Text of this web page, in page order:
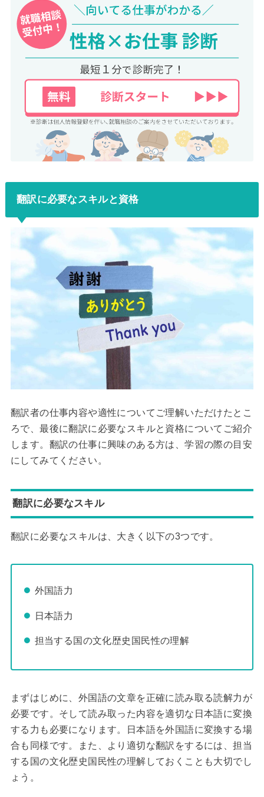
翻訳に必要なスキルと資格
翻訳者の仕事内容や適性についてご理解いただけたとこ
ろで、最後に翻訳に必要なスキルと資格についてご紹介
します。翻訳の仕事に興味のある方は、学習の際の目安
にしてみてください。
翻訳に必要なスキル
翻訳に必要なスキルは、大きく以下の3つです。
外国語力
日本語力
担当する国の文化歴史国民性の理解
まずはじめに、外国語の文章を正確に読み取る読解力が
必要です。そして読み取った内容を適切な日本語に変換
する力も必要になります。日本語を外国語に変換する場
合も同様です。また、より適切な翻訳をするには、担当
する国の文化歴史国民性の理解しておくことも大切でし
ょう。